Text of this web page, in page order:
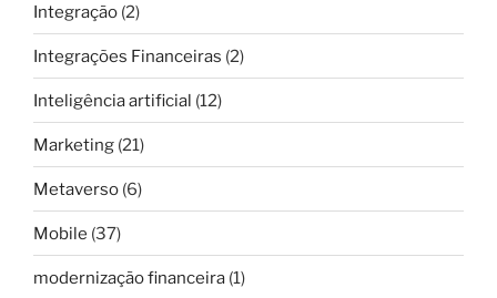
Integração (2)
Integrações Financeiras (2)
Inteligência artificial (12)
Marketing (21)
Metaverso (6)
Mobile (37)
modernização financeira (1)